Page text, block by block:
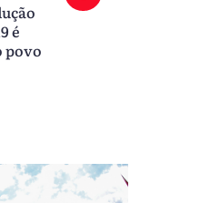
é
povo